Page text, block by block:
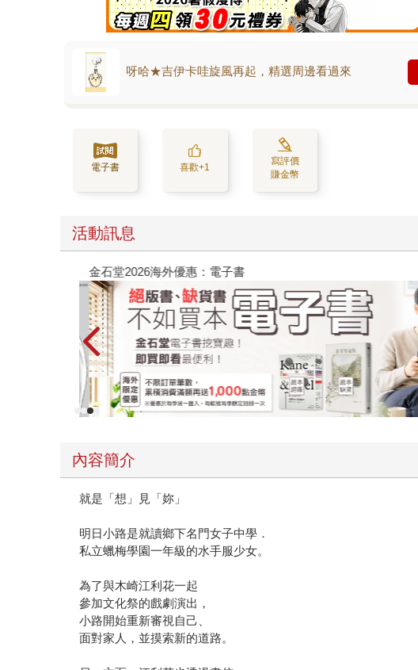
呀哈★吉伊卡哇旋風再起，精選周邊看過來
電子書 喜歡+1
寫評價
賺金幣
活動訊息
金石堂2026海外優惠：電子書
內容簡介
就是「想」見「妳」
明日小路是就讀鄉下名門女子中學．
私立蠟梅學園一年級的水手服少女。
為了與木崎江利花一起
參加文化祭的戲劇演出，
小路開始重新審視自己、
面對家人，並摸索新的道路。